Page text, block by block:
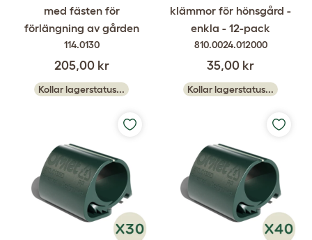
med fästen för
förlängning av gården
114.0130
205,00 kr
Kollar lagerstatus...
klämmor för hönsgård -
enkla - 12-pack
810.0024.012000
35,00 kr
Kollar lagerstatus...